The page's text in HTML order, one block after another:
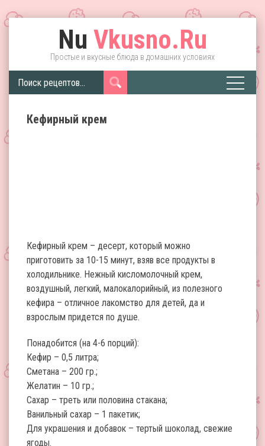
Nu Vkusno.Ru
Простые и вкусные блюда в домашних условиях
Кефирный крем
Кефирный крем – десерт, который можно
приготовить за 10-15 минут, взяв все продукты в
холодильнике. Нежный кисломолочный крем,
воздушный, легкий, малокалорийный, из полезного
кефира – отличное лакомство для детей, да и
взрослым придется по душе.
Понадобится (на 4-6 порций):
Кефир – 0,5 литра;
Сметана – 200 гр.;
Желатин – 10 гр.;
Сахар – треть или половина стакана;
Ванильный сахар – 1 пакетик;
Для украшения и добавок – тертый шоколад, свежие
ягоды.